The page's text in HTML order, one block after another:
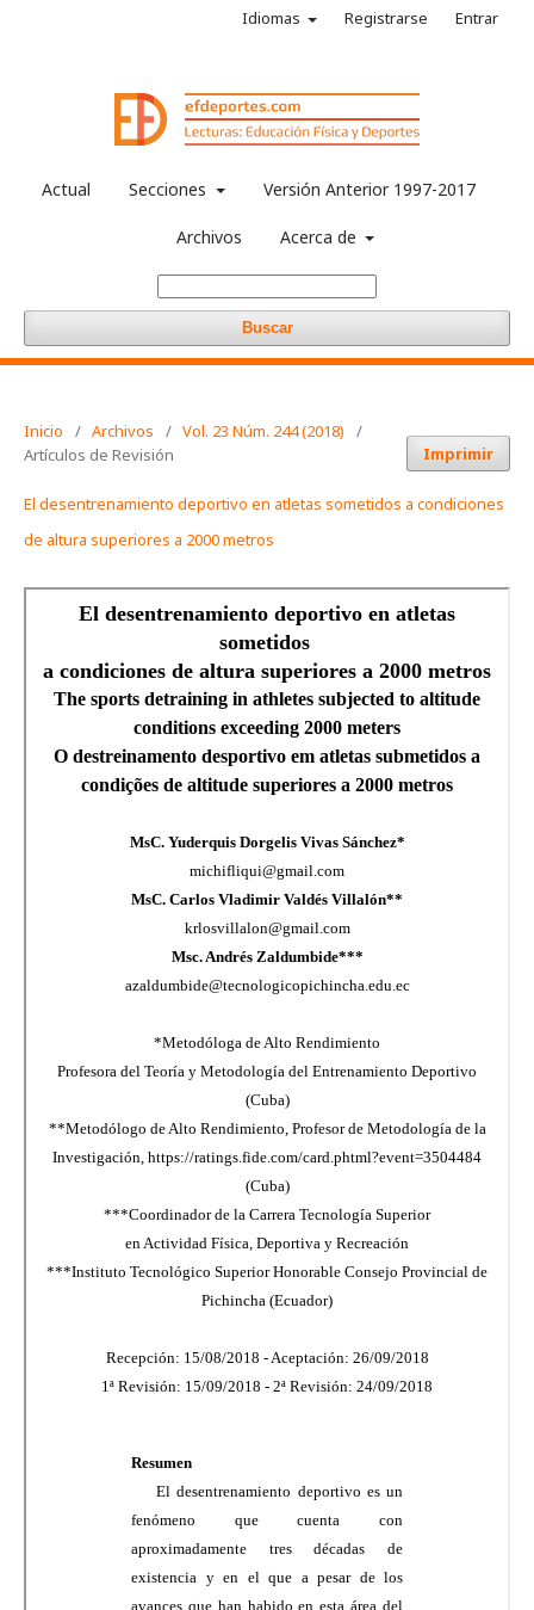
Actual Secciones Versión Anterior 1997-2017
Archivos Acerca de
Buscar
Idiomas Registrarse Entrar
Inicio / Archivos / Vol. 23 Núm. 244 (2018)
/
Artículos de Revisión
Imprimir
El desentrenamiento deportivo en atletas sometidos a condiciones
de altura superiores a 2000 metros